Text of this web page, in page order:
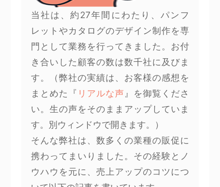
当社は、約27年間にわたり、パンフ
レットやカタログのデザイン制作を専
門として業務を行ってきました。お付
き合いした顧客の数は数千社に及びま
す。（弊社の実績は、お客様の感想を
まとめた『 リアルな声』を御覧くださ
い。生の声をそのままアップしていま
す。別ウィンドウで開きます。）
そんな弊社は、数多くの業種の販促に
携わってまいりました。その経験とノ
ウハウを元に、売上アップのコツにつ